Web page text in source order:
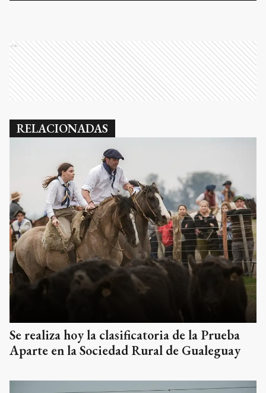
Ads
RELACIONADAS
Se realiza hoy la clasificatoria de la Prueba
Aparte en la Sociedad Rural de Gualeguay